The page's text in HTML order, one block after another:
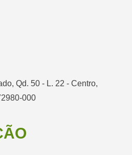
Qd. 50 - L. 22 - Centro,
000